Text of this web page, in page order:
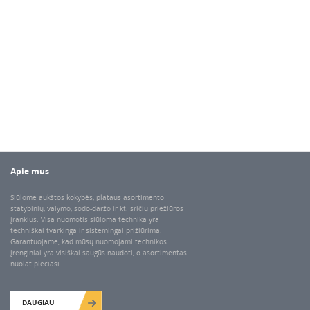
Apie mus
Siūlome aukštos kokybės, plataus asortimento
statybinių, valymo, sodo-daržo ir kt. sričių priežiūros
įrankius. Visa nuomotis siūloma technika yra
techniškai tvarkinga ir sistemingai prižiūrima.
Garantuojame, kad mūsų nuomojami technikos
įrenginiai yra visiškai saugūs naudoti, o asortimentas
nuolat plečiasi.
DAUGIAU